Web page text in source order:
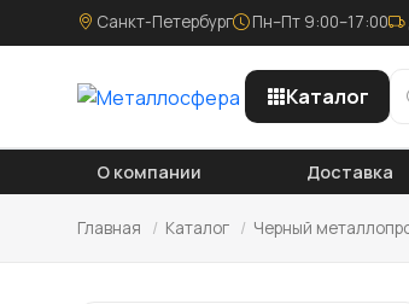
Санкт-Петербург Пн–Пт 9:00–17:00
Каталог
О компании Доставка
Главная / Каталог / Черный